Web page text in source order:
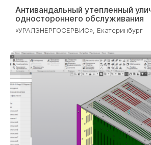
Антивандальный утепленный
одностороннего обслуживания
«УРАЛЭНЕРГОСЕРВИС», Екатеринбург